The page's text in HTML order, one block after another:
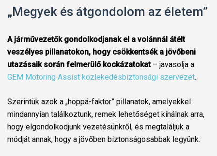
„Megyek és átgondolom az életem”
A járművezetők gondolkodjanak el a volánnál átélt
veszélyes pillanatokon, hogy csökkentsék a jövőbeni
utazásaik során felmerülő kockázatokat– javasolja a
GEM Motoring Assist közlekedésbiztonsági szervezet.
Szerintük azok a „hoppá-faktor” pillanatok, amelyekkel
mindannyian találkoztunk, remek lehetőséget kínálnak arra,
hogy elgondolkodjunk vezetésünkről, és megtaláljuk a
módját annak, hogy a jövőben biztonságosabbak legyünk.